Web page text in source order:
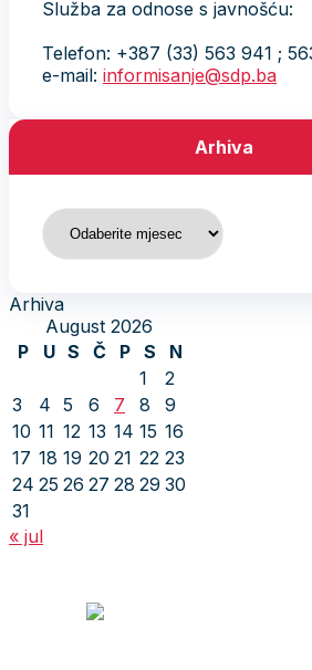
Služba za odnose s javnošću:
Telefon: +387 (33) 563 941 ;
e-mail: informisanje@sdp.ba
Arhiva
Arhiva
Arhiva
August 2026
P
U S Č P S
N
1
2
3
4 5 6 7 8
9
10 11 12 13 14 15 16
17 18 19 20 21 22 23
24 25 26 27 28 29 30
31
« jul